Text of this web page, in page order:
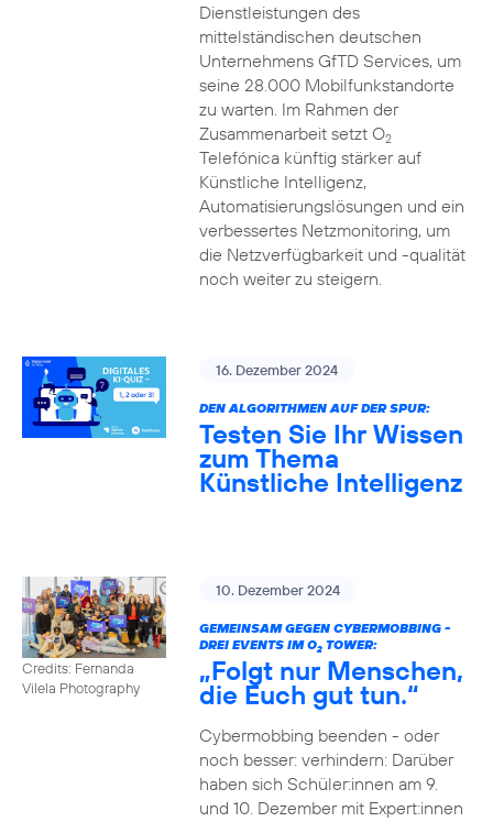
Dienstleistungen des
mittelständischen deutschen
Unternehmens GfTD Services, um
seine 28.000 Mobilfunkstandorte
zu warten. Im Rahmen der
Zusammenarbeit setzt O2
Telefónica künftig stärker auf
Künstliche Intelligenz,
Automatisierungslösungen und ein
verbessertes Netzmonitoring, um
die Netzverfügbarkeit und -qualität
noch weiter zu steigern.
16. Dezember 2024
DEN ALGORITHMEN AUF DER SPUR:
Testen Sie Ihr Wissen
zum Thema
Künstliche Intelligenz
Credits: Fernanda
Vilela Photography
10. Dezember 2024
GEMEINSAM GEGEN CYBERMOBBING -
DREI EVENTS IM O2TOWER:
„Folgt nur Menschen,
die Euch gut tun.“
Cybermobbing beenden - oder
noch besser: verhindern: Darüber
haben sich Schüler:innen am 9.
und 10. Dezember mit Expert:innen